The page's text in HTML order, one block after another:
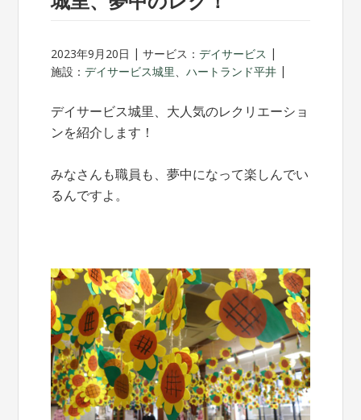
2023年9月20日 サービス：デイサービス
施設：デイサービス城里 、ハートランド平井
デイサービス城里、大人気のレクリエーショ
ンを紹介します！
みなさんも職員も、夢中になって楽しんでい
るんですよ。